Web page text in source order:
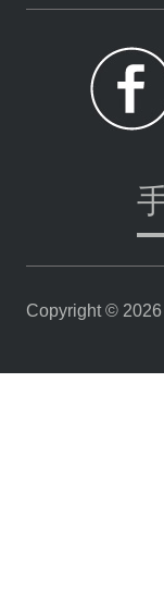
Copyright © 2026